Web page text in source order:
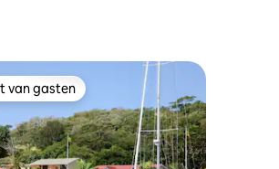
van gasten
van gasten